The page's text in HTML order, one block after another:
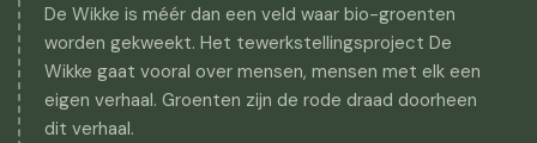
De Wikke is méér dan een veld waar bio-groenten
worden gekweekt. Het tewerkstellingsproject De
Wikke gaat vooral over mensen, mensen met elk een
eigen verhaal. Groenten zijn de rode draad doorheen
dit verhaal.